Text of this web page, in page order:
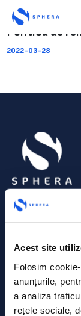
Acest site
Folosim
anunțurile,
a analiza
rețele sociale,
Politica de
2022-03-28
Contact
Comunicate de